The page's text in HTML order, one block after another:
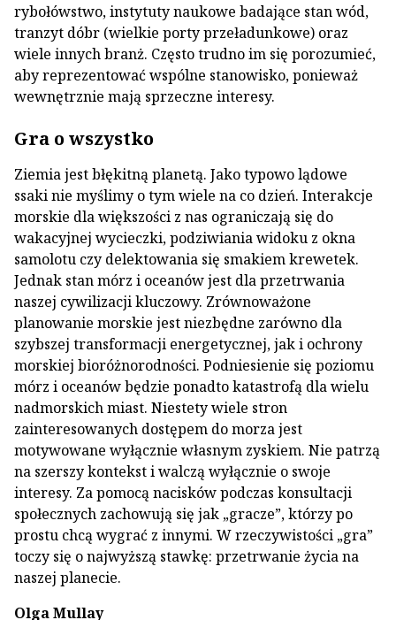
rybołówstwo, instytuty naukowe badające stan wód,
tranzyt dóbr (wielkie porty przeładunkowe) oraz
wiele innych branż. Często trudno im się porozumieć,
aby reprezentować wspólne stanowisko, ponieważ
wewnętrznie mają sprzeczne interesy.
Gra o wszystko
Ziemia jest błękitną planetą. Jako typowo lądowe
ssaki nie myślimy o tym wiele na co dzień. Interakcje
morskie dla większości z nas ograniczają się do
wakacyjnej wycieczki, podziwiania widoku z okna
samolotu czy delektowania się smakiem krewetek.
Jednak stan mórz i oceanów jest dla przetrwania
naszej cywilizacji kluczowy. Zrównoważone
planowanie morskie jest niezbędne zarówno dla
szybszej transformacji energetycznej, jak i ochrony
morskiej bioróżnorodności. Podniesienie się poziomu
mórz i oceanów będzie ponadto katastrofą dla wielu
nadmorskich miast. Niestety wiele stron
zainteresowanych dostępem do morza jest
motywowane wyłącznie własnym zyskiem. Nie patrzą
na szerszy kontekst i walczą wyłącznie o swoje
interesy. Za pomocą nacisków podczas konsultacji
społecznych zachowują się jak „gracze”, którzy po
prostu chcą wygrać z innymi. W rzeczywistości „gra”
toczy się o najwyższą stawkę: przetrwanie życia na
naszej planecie.
Olga Mullay